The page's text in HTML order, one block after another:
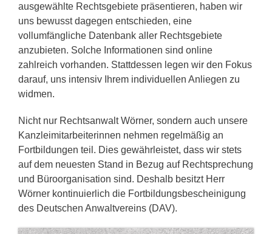
ausgewählte Rechtsgebiete präsentieren, haben wir
uns bewusst dagegen entschieden, eine
vollumfängliche Datenbank aller Rechtsgebiete
anzubieten. Solche Informationen sind online
zahlreich vorhanden. Stattdessen legen wir den Fokus
darauf, uns intensiv Ihrem individuellen Anliegen zu
widmen.
Nicht nur Rechtsanwalt Wörner, sondern auch unsere
Kanzleimitarbeiterinnen nehmen regelmäßig an
Fortbildungen teil. Dies gewährleistet, dass wir stets
auf dem neuesten Stand in Bezug auf Rechtsprechung
und Büroorganisation sind. Deshalb besitzt Herr
Wörner kontinuierlich die Fortbildungsbescheinigung
des Deutschen Anwaltvereins (DAV).